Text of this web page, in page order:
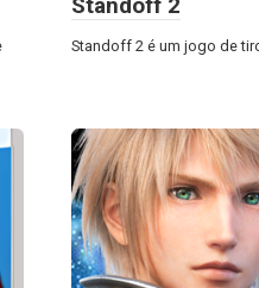
Standoff 2 é um jogo de